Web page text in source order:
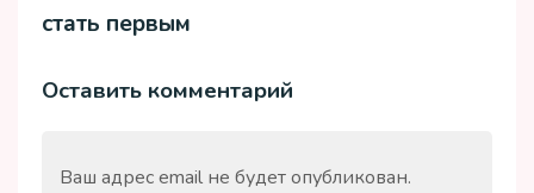
стать первым
Оставить комментарий
Ваш адрес email не будет опубликован.